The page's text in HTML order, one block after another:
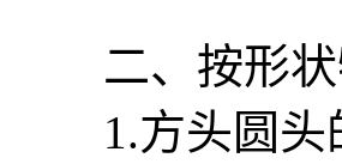
二、按形状
1.方头圆头